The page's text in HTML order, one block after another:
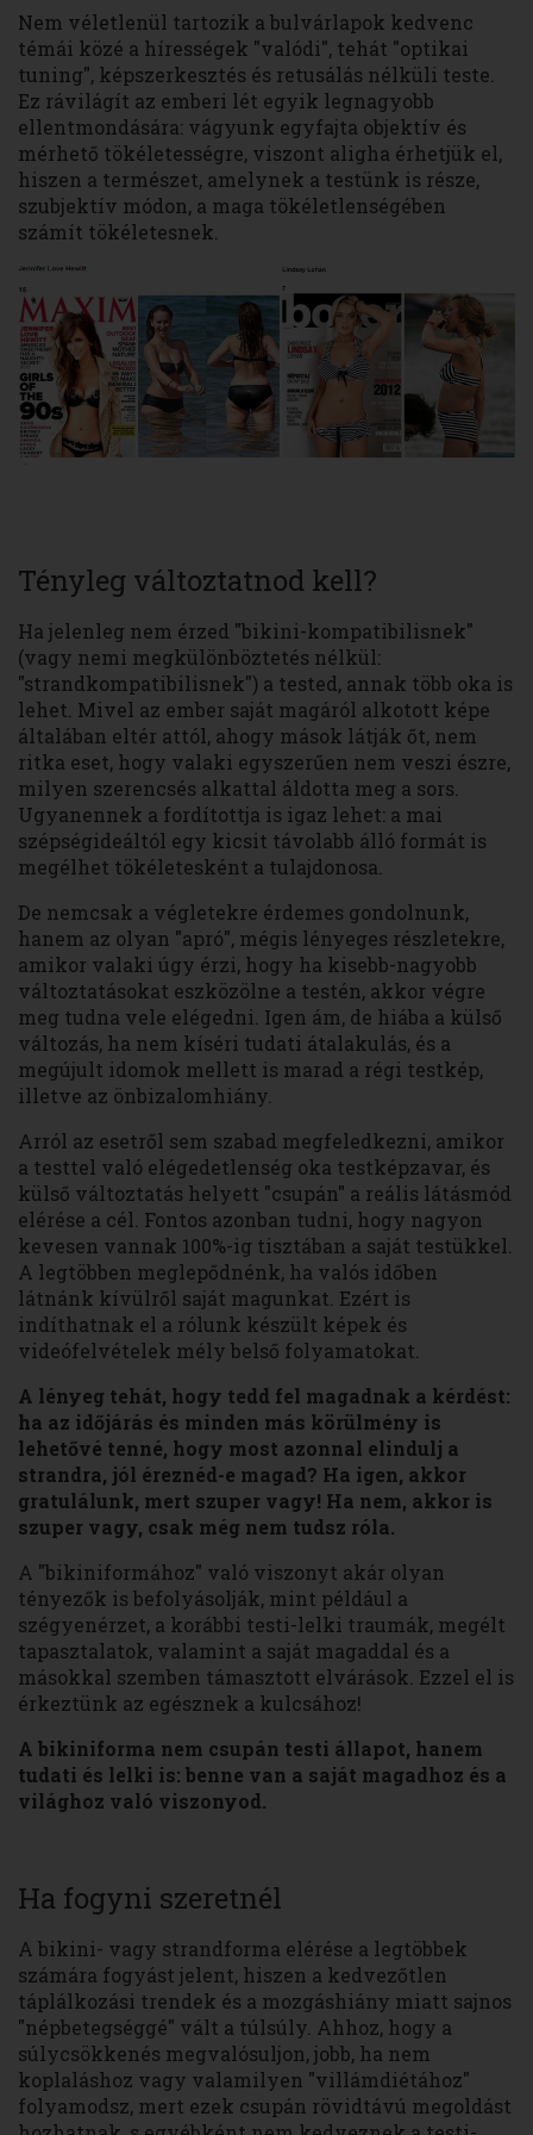
Nem véletlenül tartozik a bulvárlapok kedvenc
témái közé a hírességek "valódi", tehát "optikai
tuning", képszerkesztés és retusálás nélküli teste.
Ez rávilágít az emberi lét egyik legnagyobb
ellentmondására: vágyunk egyfajta objektív és
mérhető tökéletességre, viszont aligha érhetjük el,
hiszen a természet, amelynek a testünk is része,
szubjektív módon, a maga tökéletlenségében
számít tökéletesnek.
Tényleg változtatnod kell?
Ha jelenleg nem érzed "bikini-kompatibilisnek"
(vagy nemi megkülönböztetés nélkül:
"strandkompatibilisnek") a tested, annak több oka is
lehet. Mivel az ember saját magáról alkotott képe
általában eltér attól, ahogy mások látják őt, nem
ritka eset, hogy valaki egyszerűen nem veszi észre,
milyen szerencsés alkattal áldotta meg a sors.
Ugyanennek a fordítottja is igaz lehet: a mai
szépségideáltól egy kicsit távolabb álló formát is
megélhet tökéletesként a tulajdonosa.
De nemcsak a végletekre érdemes gondolnunk,
hanem az olyan "apró", mégis lényeges részletekre,
amikor valaki úgy érzi, hogy ha kisebb-nagyobb
változtatásokat eszközölne a testén, akkor végre
meg tudna vele elégedni. Igen ám, de hiába a külső
változás, ha nem kíséri tudati átalakulás, és a
megújult idomok mellett is marad a régi testkép,
illetve az önbizalomhiány.
Arról az esetről sem szabad megfeledkezni, amikor
a testtel való elégedetlenség oka testképzavar, és
külső változtatás helyett "csupán" a reális látásmód
elérése a cél. Fontos azonban tudni, hogy nagyon
kevesen vannak 100%-ig tisztában a saját testükkel.
A legtöbben meglepődnénk, ha valós időben
látnánk kívülről saját magunkat. Ezért is
indíthatnak el a rólunk készült képek és
videófelvételek mély belső folyamatokat.
A lényeg tehát, hogy tedd fel magadnak a kérdést:
ha az időjárás és minden más körülmény is
lehetővé tenné, hogy most azonnal elindulj a
strandra, jól éreznéd-e magad? Ha igen, akkor
gratulálunk, mert szuper vagy! Ha nem, akkor is
szuper vagy, csak még nem tudsz róla.
A "bikiniformához" való viszonyt akár olyan
tényezők is befolyásolják, mint például a
szégyenérzet, a korábbi testi-lelki traumák, megélt
tapasztalatok, valamint a saját magaddal és a
másokkal szemben támasztott elvárások. Ezzel el is
érkeztünk az egésznek a kulcsához!
A bikiniforma nem csupán testi állapot, hanem
tudati és lelki is: benne van a saját magadhoz és a
világhoz való viszonyod.
Ha fogyni szeretnél
A bikini- vagy strandforma elérése a legtöbbek
számára fogyást jelent, hiszen a kedvezőtlen
táplálkozási trendek és a mozgáshiány miatt sajnos
"népbetegséggé" vált a túlsúly. Ahhoz, hogy a
súlycsökkenés megvalósuljon, jobb, ha nem
koplaláshoz vagy valamilyen "villámdiétához"
folyamodsz, mert ezek csupán rövidtávú megoldást